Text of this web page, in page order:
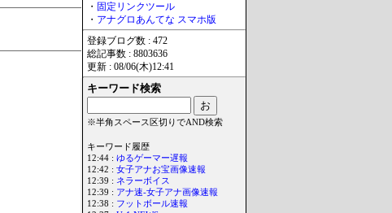
・ 固定リンクツール
・ アナグロあんてな スマホ版
登録ブログ数 : 472
総記事数 : 8803636
更新 : 08/06(木)12:41
キーワード検索
※半角スペース区切りでAND検索
キーワード履歴
12:44 : ゆるゲーマー遅報
12:42 : 女子アナお宝画像速報
12:39 : ネラーボイス
12:39 : アナ速‐女子アナ画像速報
12:38 : フットボール速報